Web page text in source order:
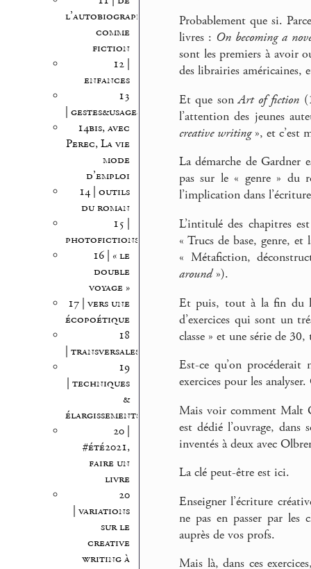
l’autobiographie
comme
fiction
12 |
enfances
13
| gestes&usages
14bis, avec
Perec, La vie
mode
d’emploi
14 | outils
du roman
15 |
photofictions
16 | « le
double
voyage »
17 | vers une
écopoétique
18
| transversales
19
| techniques
&
élargissements
20 |
#été2021,
faire un
livre
20
| variations
sur le
creative
writing à
Probablement que si.
livres : On becoming a
sont les premiers à avoir
des librairies américaines,
Et que sonArt of fiction
l’attention des jeunes
creative writing», et c’est
La démarche de Gardner
pas sur le « genre » du
l’implication dans
L’intitulé des chapitres
« Trucs de base, genre,
« Métafiction,
around»).
Et puis, tout à la fin du
d’exercices qui sont un
classe » et une série de
Est-ce qu’on
exercices pour les
Mais voir comment Malt
est dédié l’ouvrage, dans
inventés à deux avec
La clé peut-être est ici.
Enseigner l’écriture
ne pas en passer par les
auprès de vos profs.
Mais là, dans ces